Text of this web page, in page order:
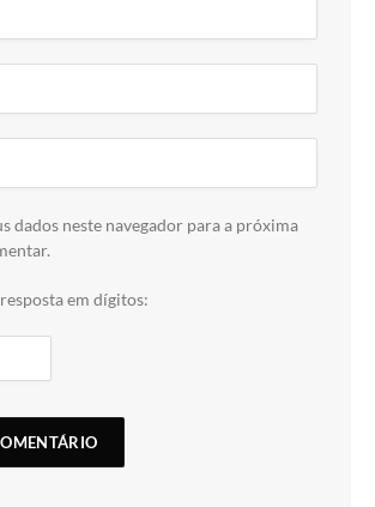
dados neste navegador para a próxima
em dígitos: